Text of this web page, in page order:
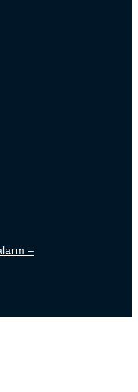
–